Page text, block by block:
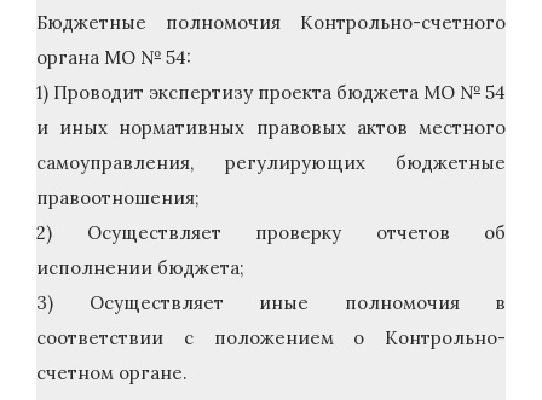
Бюджетные полномочия Контрольно-счетного
органа МО № 54:
1) Проводит экспертизу проекта бюджета МО № 54
и иных нормативных правовых актов местного
самоуправления, регулирующих бюджетные
правоотношения;
2) Осуществляет проверку отчетов об
исполнении бюджета;
3) Осуществляет иные полномочия в
соответствии с положением о Контрольно-
счетном органе.